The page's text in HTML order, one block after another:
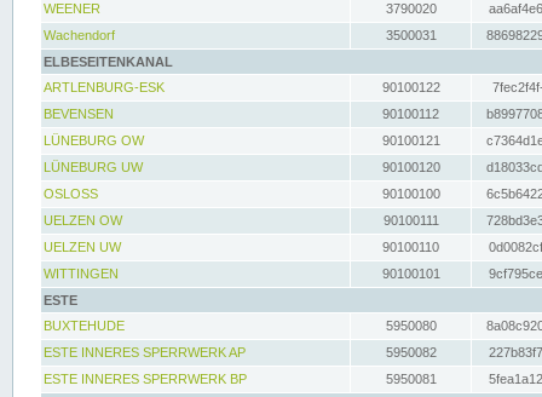
WEENER
3790020
Wachendorf
3500031
ELBESEITENKANAL
ARTLENBURG-ESK
90100122
BEVENSEN
90100112
LÜNEBURG OW
90100121
LÜNEBURG UW
90100120
OSLOSS
90100100
UELZEN OW
90100111
UELZEN UW
90100110
WITTINGEN
90100101
ESTE
BUXTEHUDE
5950080
ESTE INNERES SPERRWERK AP
5950082
ESTE INNERES SPERRWERK BP
5950081